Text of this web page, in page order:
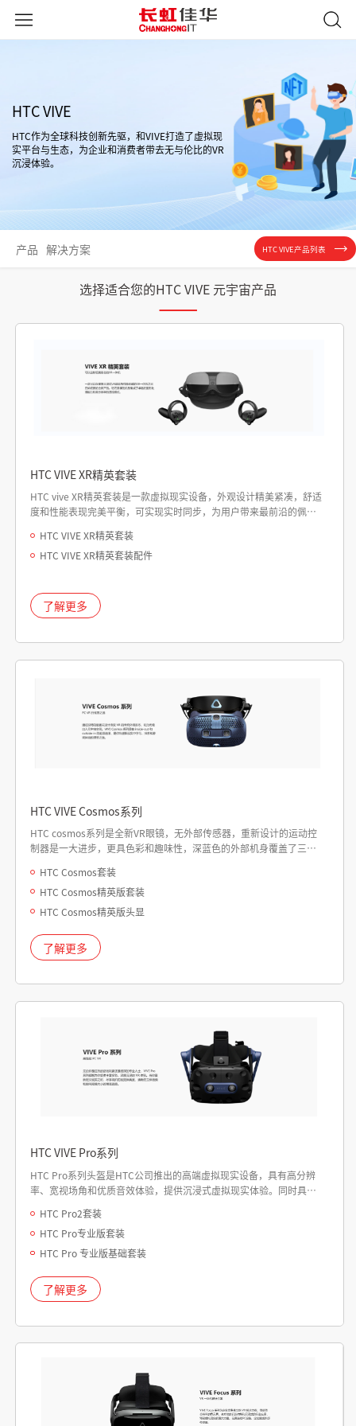
HTC VIVE
HTC作为全球科技创新先驱，和VIVE打造了虚拟现
实平台与生态，为企业和消费者带去无与伦比的VR
沉浸体验。
产品 解决方案 HTC VIVE产品列表
选择适合您的HTC VIVE 元宇宙产品
HTC VIVE XR精英套装
HTC vive XR精英套装是一款虚拟现实设备，外观设计精美紧凑，舒适
度和性能表现完美平衡，可实现实时同步，为用户带来最前沿的佩戴
HTC VIVE XR精英套装
HTC VIVE XR精英套装配件
了解更多
HTC VIVE Cosmos系列
HTC cosmos系列是全新VR眼镜，无外部传感器，重新设计的运动控
制器是一大进步，更具色彩和趣味性，深蓝色的外部机身覆盖了三角
照相机下方，头带带有第二个塑料拱门，但两个拱门均填充有泡沫并
覆盖有人造皮革，松紧的皮带从后足弓到前端成环，并通过钩环扣连
接到自身，以确保牢固贴合，一组入耳式耳机放在头带两侧的短臂
HTC Cosmos套装
HTC Cosmos精英版套装
HTC Cosmos精英版头显
了解更多
HTC VIVE Pro系列
HTC Pro系列头盔是HTC公司推出的高端虚拟现实设备，具有高分辨
率、宽视场角和优质音效体验，提供沉浸式虚拟现实体验。同时具有
HTC Pro2套装
HTC Pro专业版套装
HTC Pro 专业版基础套装
了解更多